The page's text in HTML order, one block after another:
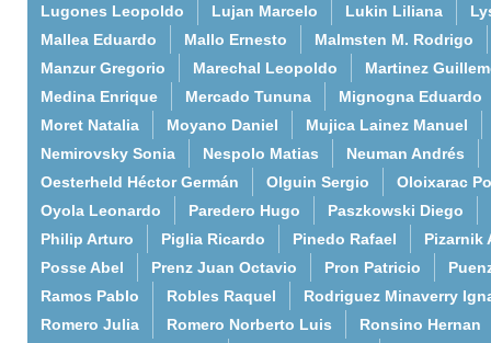
Lugones Leopoldo
Lujan Marcelo Lukin Liliana
Mallea Eduardo
Mallo Ernesto
Malmsten M. Rodrigo
Manzur Gregorio
Marechal Leopoldo
Martinez
Medina Enrique
Mercado Tununa
Mignogna Eduardo
Moret Natalia
Moyano Daniel
Mujica Lainez Manuel
Nemirovsky Sonia
Nespolo Matias
Neuman Andrés
Oesterheld Héctor Germán
Olguin Sergio
Oloixarac
Oyola Leonardo
Paredero Hugo
Paszkowski Diego
Philip Arturo
Piglia Ricardo Pinedo Rafael
Pizarnik
Posse Abel
Prenz Juan Octavio Pron Patricio
Ramos Pablo
Robles Raquel
Rodriguez Minaverry
Romero Julia
Romero Norberto Luis
Ronsino Hernan